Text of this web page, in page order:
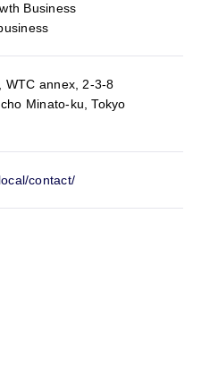
Business
WTC annex, 2-3-8
Minato-ku, Tokyo
contact/